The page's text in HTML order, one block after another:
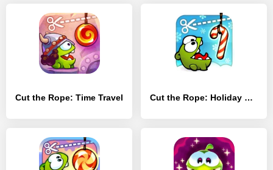
Cut the Rope: Time Travel Cut the Rope: Holiday Gift